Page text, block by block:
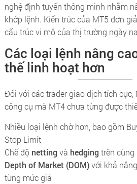
nghệ định tuyến thông minh nhằm
khớp lệnh. Kiến trúc của MT5 đơn
cấu trúc vi mô của thị trường ngày
Các loại lệnh nâng
thế linh hoạt hơn
Đối với các trader giao dịch tích cực,
công cụ mà MT4 chưa từng được
Nhiều loại lệnh chờ hơn, bao gồm
Stop Limit
Chế độ netting và hedging trên cùng
Depth of Market (DOM)với khả
từng mức giá